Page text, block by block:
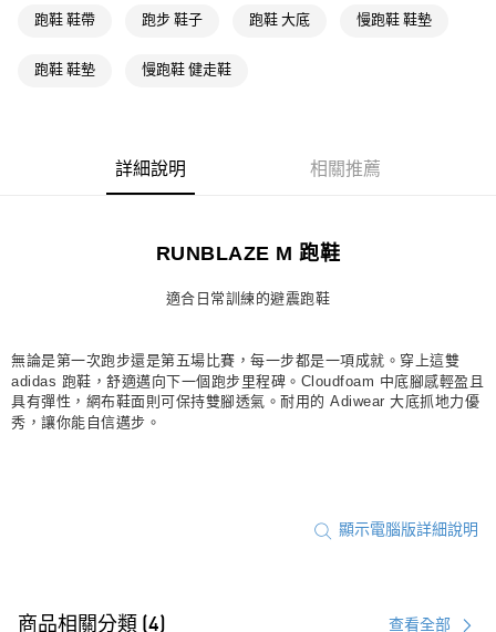
7-11取貨付款
每筆NT$80，滿NT$1,500(含以上)免運費
每筆NT$80，滿NT$1,500(含以上)免運費
跑鞋 鞋帶 跑步 鞋子 跑鞋 大底 慢跑鞋 鞋墊
跑鞋 鞋墊 慢跑鞋 健走鞋
詳細說明 相關推薦
RUNBLAZE M 跑鞋
適合日常訓練的避震跑鞋
無論是第一次跑步還是第五場比賽，每一步都是一項成就。穿上這雙
adidas 跑鞋，舒適邁向下一個跑步里程碑。Cloudfoam 中底腳感輕盈且
具有彈性，網布鞋面則可保持雙腳透氣。耐用的 Adiwear 大底抓地力優
秀，讓你能自信邁步。
顯示電腦版詳細說明
商品相關分類 (4) 查看全部